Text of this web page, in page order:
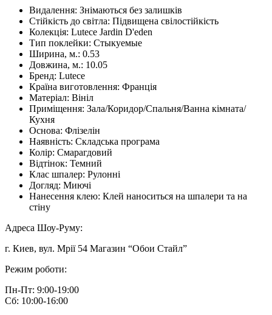
Видалення: Знімаються без залишків
Стійкість до світла: Підвищена свілостійкість
Колекція: Lutece Jardin D'eden
Тип поклейки: Стыкуемые
Ширина, м.: 0.53
Довжина, м.: 10.05
Бренд: Lutece
Країна виготовлення: Франція
Матеріал: Вініл
Приміщення: Зала/Коридор/Спальня/Ванна кімната/
Кухня
Основа: Флізелін
Наявність: Складська програма
Колір: Смарагдовий
Відтінок: Темний
Клас шпалер: Рулонні
Догляд: Миючі
Нанесення клею: Клей наноситься на шпалери та на
стіну
Адреса Шоу-Руму:
г. Киев, вул. Мрії 54 Магазин “Обои Стайл”
Режим роботи:
Пн-Пт: 9:00-19:00
Сб: 10:00-16:00